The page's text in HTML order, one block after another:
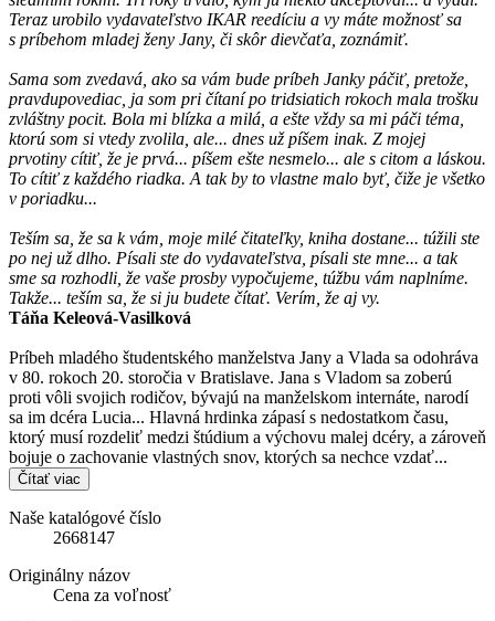
Teraz urobilo vydavateľstvo IKAR reedíciu a vy máte možnosť sa
s príbehom mladej ženy Jany, či skôr dievčaťa, zoznámiť.
Sama som zvedavá, ako sa vám bude príbeh Janky páčiť, pretože,
pravdupovediac, ja som pri čítaní po tridsiatich rokoch mala trošku
zvláštny pocit. Bola mi blízka a milá, a ešte vždy sa mi páči téma,
ktorú som si vtedy zvolila, ale... dnes už píšem inak. Z mojej
prvotiny cítiť, že je prvá... píšem ešte nesmelo... ale s citom a láskou.
To cítiť z každého riadka. A tak by to vlastne malo byť, čiže je všetko
v poriadku...
Teším sa, že sa k vám, moje milé čitateľky, kniha dostane... túžili ste
po nej už dlho. Písali ste do vydavateľstva, písali ste mne... a tak
sme sa rozhodli, že vaše prosby vypočujeme, túžbu vám naplníme.
Takže... teším sa, že si ju budete čítať. Verím, že aj vy.
Táňa Keleová-Vasilková
Príbeh mladého študentského manželstva Jany a Vlada sa odohráva
v 80. rokoch 20. storočia v Bratislave. Jana s Vladom sa zoberú
proti vôli svojich rodičov, bývajú na manželskom internáte, narodí
sa im dcéra Lucia... Hlavná hrdinka zápasí s nedostatkom času,
ktorý musí rozdeliť medzi štúdium a výchovu malej dcéry, a zároveň
bojuje o zachovanie vlastných snov, ktorých sa nechce vzdať...
Čítať viac
Naše katalógové číslo
2668147
Originálny názov
Cena za voľnosť